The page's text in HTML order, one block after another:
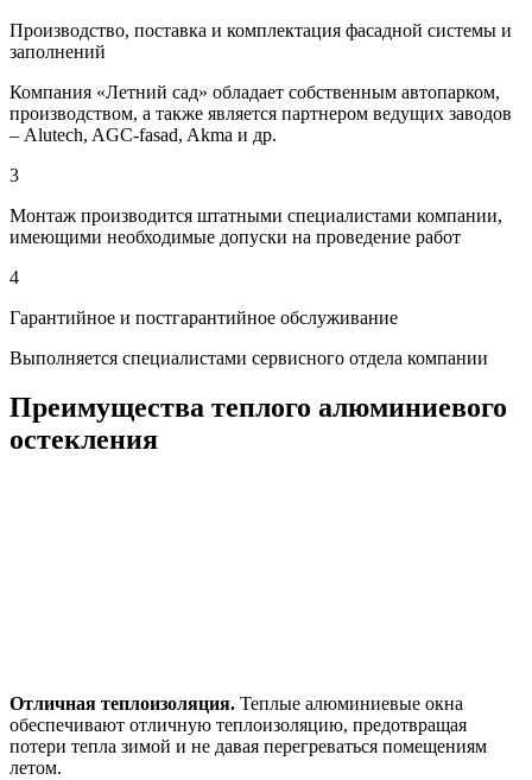
Производство, поставка и комплектация фасадной системы и
заполнений
Компания «Летний сад» обладает собственным автопарком,
производством, а также является партнером ведущих заводов
– Alutech, AGC-fasad, Akma и др.
3
Монтаж производится штатными специалистами компании,
имеющими необходимые допуски на проведение работ
4
Гарантийное и постгарантийное обслуживание
Выполняется специалистами сервисного отдела компании
Преимущества теплого алюминиевого
остекления
Отличная теплоизоляция. Теплые алюминиевые окна
обеспечивают отличную теплоизоляцию, предотвращая
потери тепла зимой и не давая перегреваться помещениям
летом.